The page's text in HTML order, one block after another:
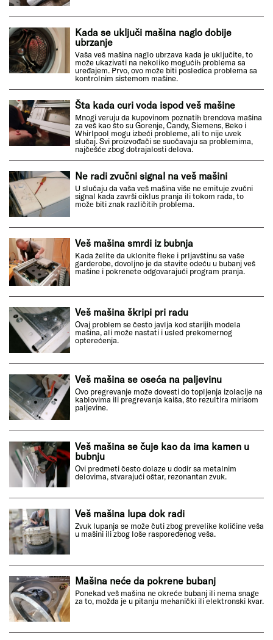
Kada se uključi mašina naglo dobije
ubrzanje
Vaša veš mašina naglo ubrzava kada je uključite, to
može ukazivati na nekoliko mogućih problema sa
uređajem. Prvo, ovo može biti posledica problema sa
kontrolnim sistemom mašine.
Šta kada curi voda ispod veš mašine
Mnogi veruju da kupovinom poznatih brendova mašina
za veš kao što su Gorenje, Candy, Siemens, Beko i
Whirlpool mogu izbeći probleme, ali to nije uvek
slučaj. Svi proizvođači se suočavaju sa problemima,
najčešće zbog dotrajalosti delova.
Ne radi zvučni signal na veš mašini
U slučaju da vaša veš mašina više ne emituje zvučni
signal kada završi ciklus pranja ili tokom rada, to
može biti znak različitih problema.
Veš mašina smrdi iz bubnja
Kada želite da uklonite fleke i prljavštinu sa vaše
garderobe, dovoljno je da stavite odeću u bubanj veš
mašine i pokrenete odgovarajući program pranja.
Veš mašina škripi pri radu
Ovaj problem se često javlja kod starijih modela
mašina, ali može nastati i usled prekomernog
opterećenja.
Veš mašina se oseća na paljevinu
Ovo pregrevanje može dovesti do topljenja izolacije na
kablovima ili pregrevanja kaiša, što rezultira mirisom
paljevine.
Veš mašina se čuje kao da ima kamen u
bubnju
Ovi predmeti često dolaze u dodir sa metalnim
delovima, stvarajući oštar, rezonantan zvuk.
Veš mašina lupa dok radi
Zvuk lupanja se može čuti zbog prevelike količine veša
u mašini ili zbog loše raspoređenog veša.
Mašina neće da pokrene bubanj
Ponekad veš mašina ne okreće bubanj ili nema snage
za to, možda je u pitanju mehanički ili elektronski kvar.